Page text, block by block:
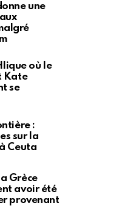
une
où le
Kate
se
:
sur la
Ceuta
Grèce
avoir été
provenant